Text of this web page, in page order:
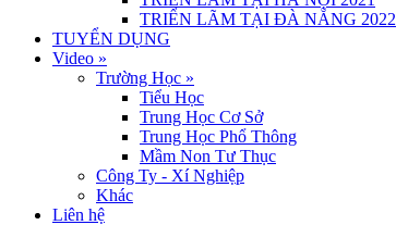
TRIỂN LÃM TẠI ĐÀ NẴNG 2022
TUYỂN DỤNG
Video »
Trường Học »
Tiểu Học
Trung Học Cơ Sở
Trung Học Phổ Thông
Mầm Non Tư Thục
Công Ty - Xí Nghiệp
Khác
Liên hệ